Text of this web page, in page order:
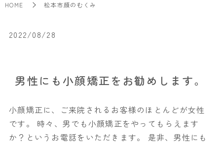
HOME 松本市顔のむくみ
2022/08/28
男性にも小顔矯正をお勧めします。
小顔矯正に、ご来院されるお客様のほとんどが女性
です。 時々、男でも小顔矯正をやってもらえます
か？というお電話をいただきます。 是非、男性にも